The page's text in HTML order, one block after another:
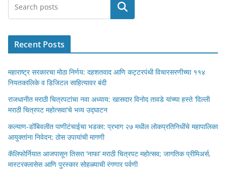
Search
Recent Posts
महाराष्ट्र सरकारचा मोठा निर्णय: दहशतवाद आणि कट्टरपंथी विचारसरणीच्या ११४
नियतकालिके व डिजिटल साहित्यावर बंदी
राजधानीत मराठी चित्रपटांचा नवा अध्याय: खासदार विनोद तावडे यांच्या हस्ते ‘दिल्ली
मराठी चित्रपट महोत्सवा’चे भव्य उद्घाटन
कल्याण-डोंबिवलीत पाणीटंचाईचा भडका: प्रभाग २७ मधील लोकप्रतिनिधींचे महापालिका
आयुक्तांना निवेदन; ठोस उपायांची मागणी
कॅलिफोर्नियात आजपासून तिसरा ‘नाफा’ मराठी चित्रपट महोत्सव; जागतिक प्रीमिअर्स,
मास्टरक्लासेस आणि पुरस्कार सोहळ्याची रंगणार पर्वणी